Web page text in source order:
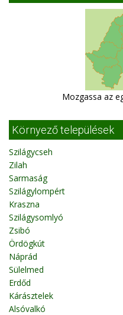
Mozgassa az
Környező települések
Szilágycseh
Zilah
Sarmaság
Szilágylompért
Kraszna
Szilágysomlyó
Zsibó
Ördögkút
Náprád
Sülelmed
Erdőd
Kárásztelek
Alsóvalkó